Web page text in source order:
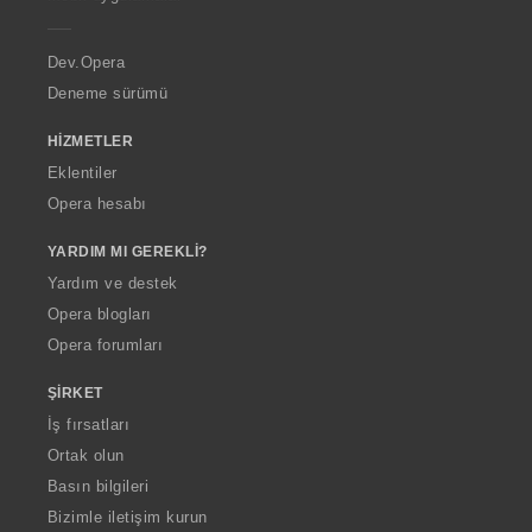
a
Dev.Opera
Deneme sürümü
HIZMETLER
Eklentiler
Opera hesabı
YARDIM MI GEREKLI?
Yardım ve destek
Opera blogları
Opera forumları
ŞIRKET
İş fırsatları
Ortak olun
Basın bilgileri
Bizimle iletişim kurun